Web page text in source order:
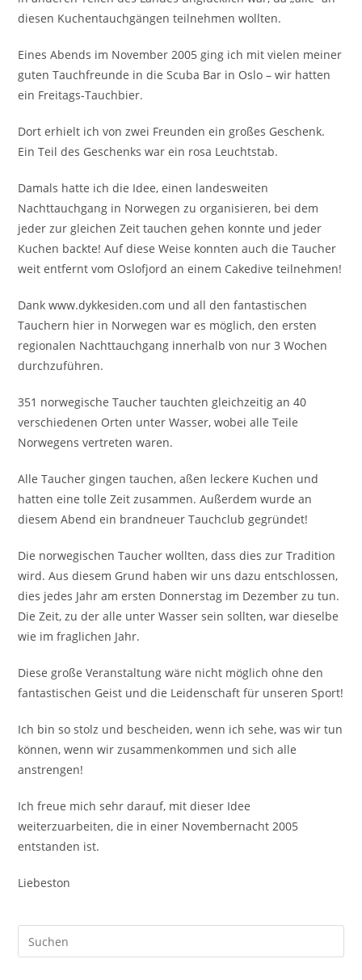
diesen Kuchentauchgängen teilnehmen wollten.
Eines Abends im November 2005 ging ich mit vielen meiner
guten Tauchfreunde in die Scuba Bar in Oslo – wir hatten
ein Freitags-Tauchbier.
Dort erhielt ich von zwei Freunden ein großes Geschenk.
Ein Teil des Geschenks war ein rosa Leuchtstab.
Damals hatte ich die Idee, einen landesweiten
Nachttauchgang in Norwegen zu organisieren, bei dem
jeder zur gleichen Zeit tauchen gehen konnte und jeder
Kuchen backte! Auf diese Weise konnten auch die Taucher
weit entfernt vom Oslofjord an einem Cakedive teilnehmen!
Dank www.dykkesiden.com und all den fantastischen
Tauchern hier in Norwegen war es möglich, den ersten
regionalen Nachttauchgang innerhalb von nur 3 Wochen
durchzuführen.
351 norwegische Taucher tauchten gleichzeitig an 40
verschiedenen Orten unter Wasser, wobei alle Teile
Norwegens vertreten waren.
Alle Taucher gingen tauchen, aßen leckere Kuchen und
hatten eine tolle Zeit zusammen. Außerdem wurde an
diesem Abend ein brandneuer Tauchclub gegründet!
Die norwegischen Taucher wollten, dass dies zur Tradition
wird. Aus diesem Grund haben wir uns dazu entschlossen,
dies jedes Jahr am ersten Donnerstag im Dezember zu tun.
Die Zeit, zu der alle unter Wasser sein sollten, war dieselbe
wie im fraglichen Jahr.
Diese große Veranstaltung wäre nicht möglich ohne den
fantastischen Geist und die Leidenschaft für unseren Sport!
Ich bin so stolz und bescheiden, wenn ich sehe, was wir tun
können, wenn wir zusammenkommen und sich alle
anstrengen!
Ich freue mich sehr darauf, mit dieser Idee
weiterzuarbeiten, die in einer Novembernacht 2005
entstanden ist.
Liebeston